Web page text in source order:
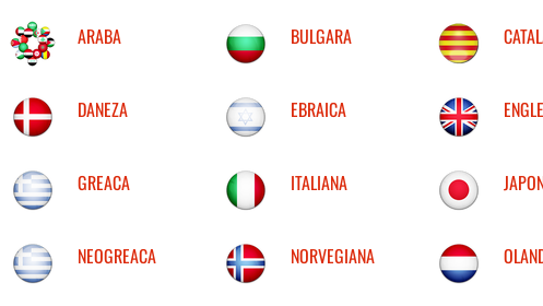
ARABA BULGARA
DANEZA EBRAICA
GREACA ITALIANA
NEOGREACA NORVEGIANA